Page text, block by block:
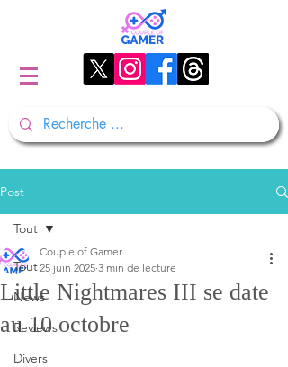
Post
Tout
News
Reviews
Divers
Tout
Little Nightmares III se date
au 10 octobre
Couple of Gamer
25 juin 2025 3 min de lecture